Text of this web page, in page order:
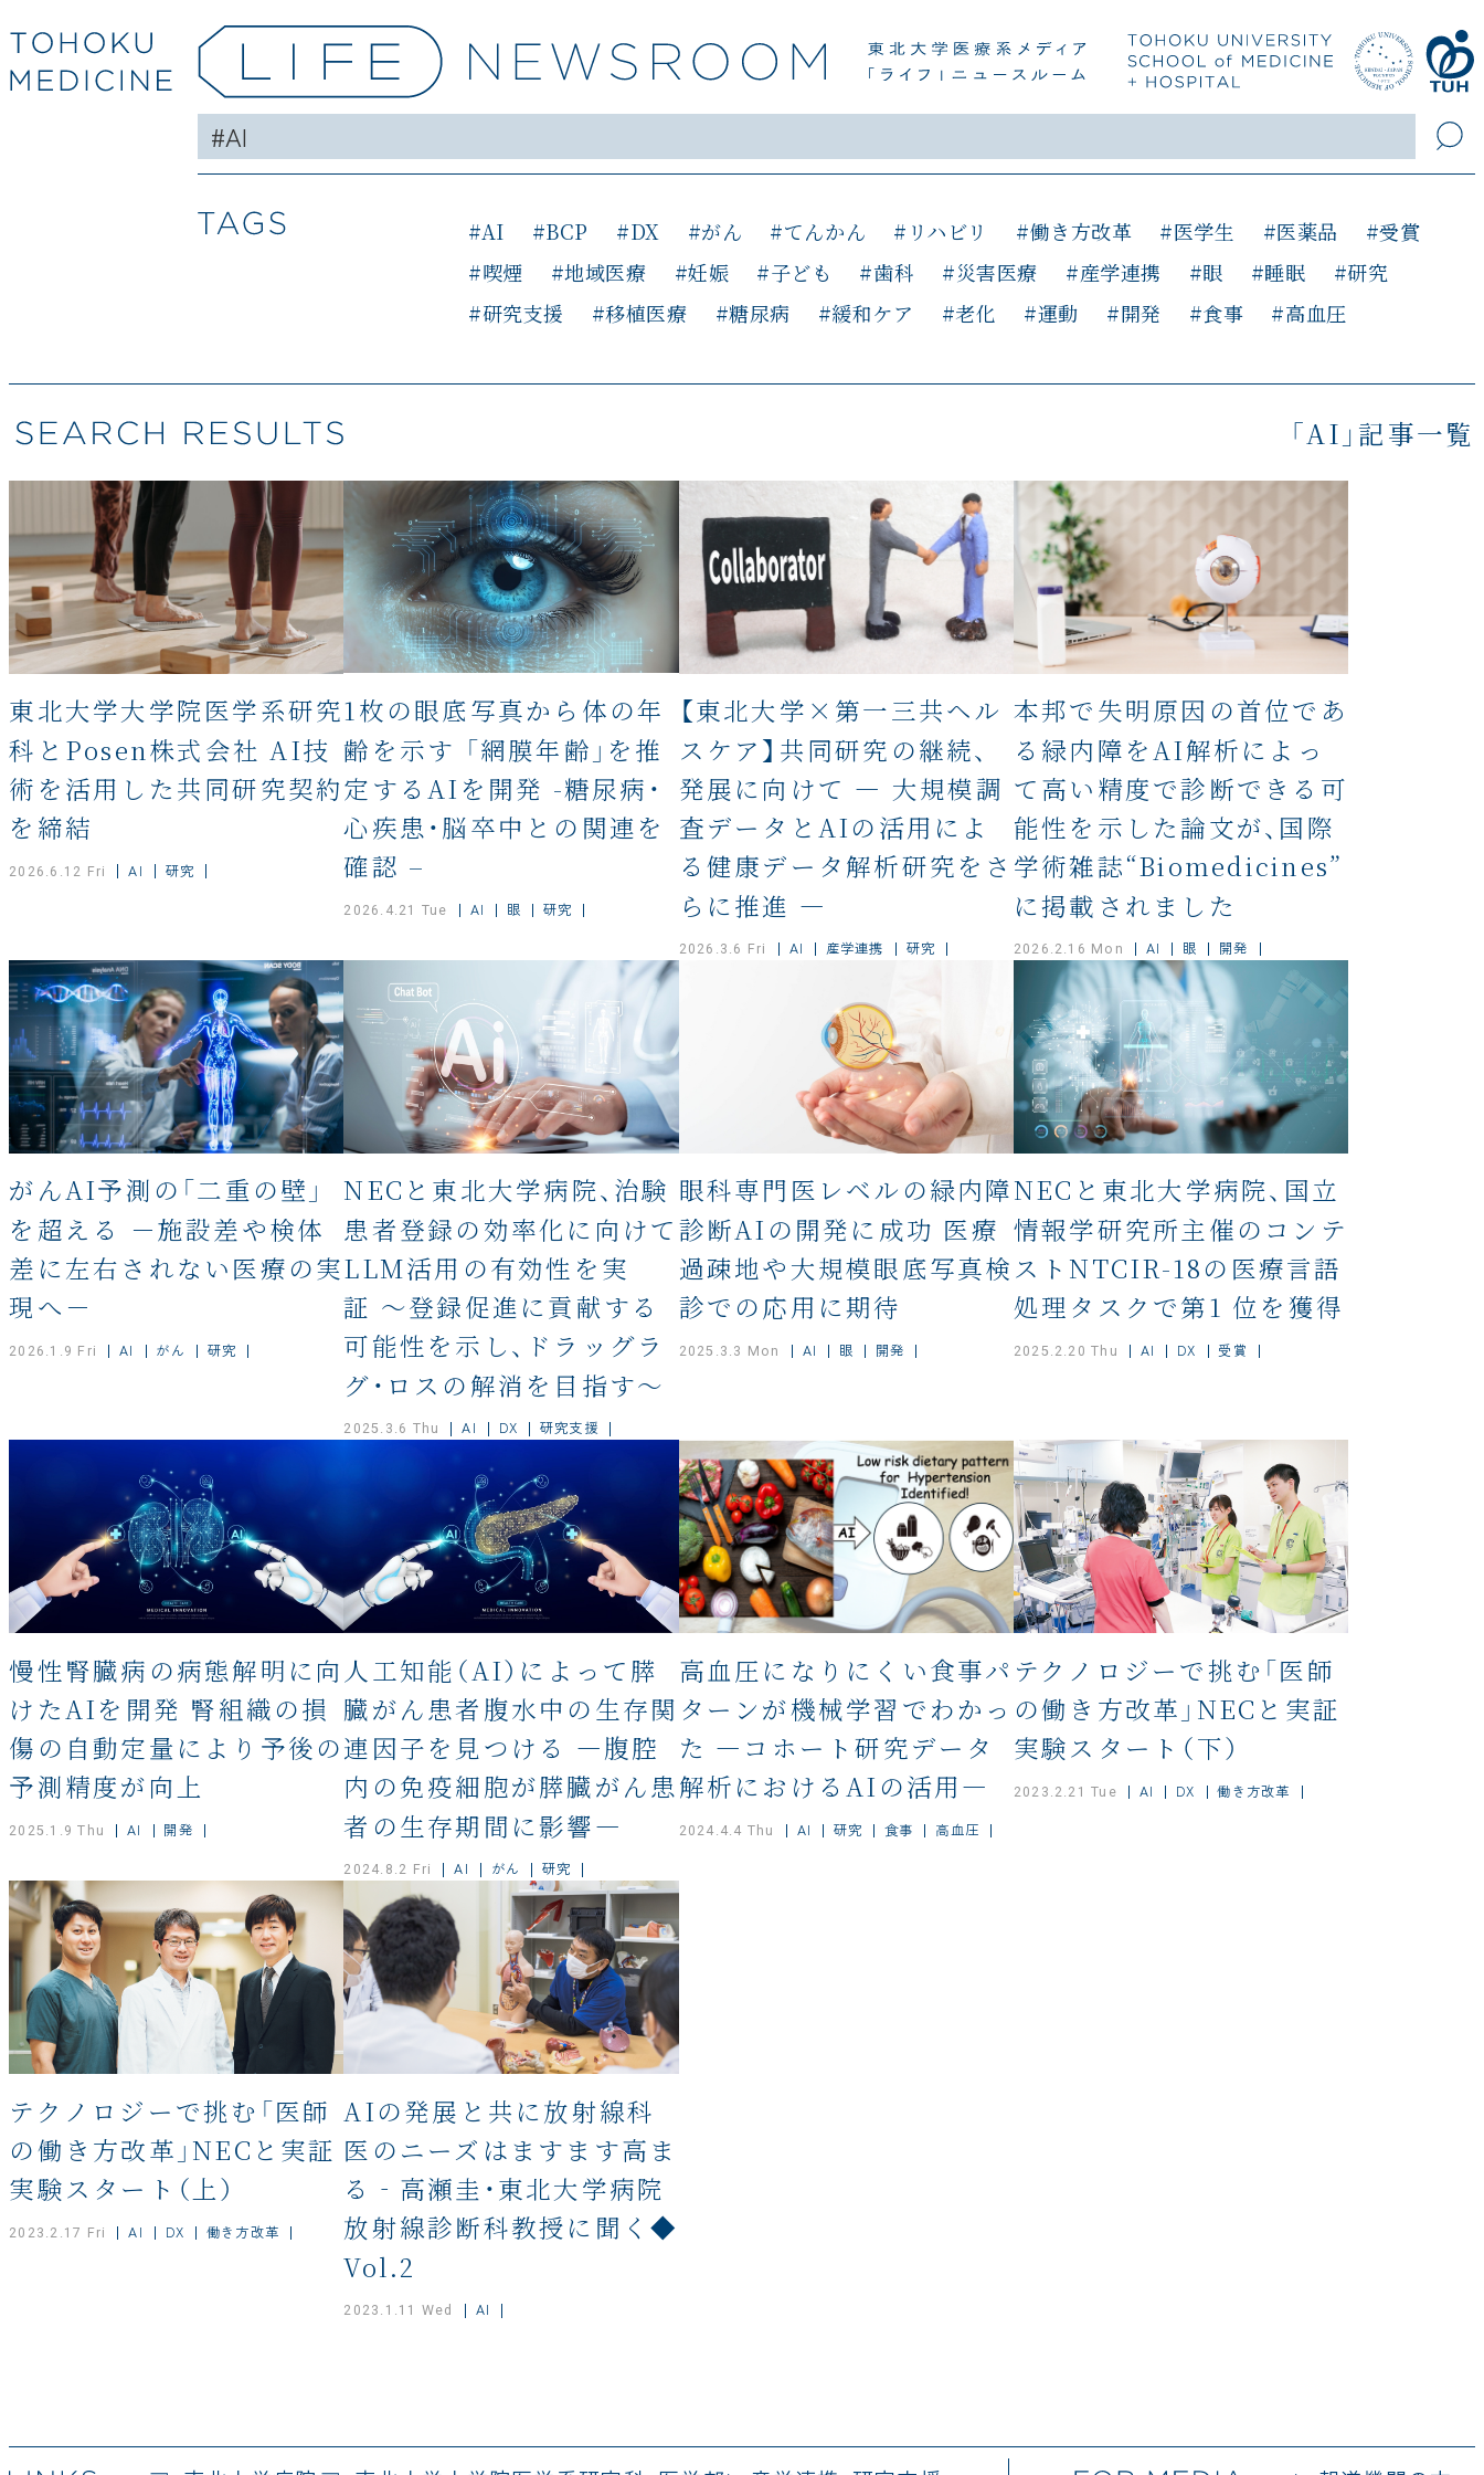
#AI #BCP #DX #がん #てんかん #リハビリ #働き方改革 #医学生 #医薬品
#受賞
#喫煙
#地域医療 #妊娠 #子ども #歯科 #災害医療 #産学連携 #眼 #睡眠
#研究
#研究支援
#移植医療 #糖尿病 #緩和ケア #老化 #運動 #開発 #食事 #高血圧
「AI」記事一覧
東北大学大学院医学系研究
科とPosen株式会社 AI技
術を活用した共同研究契約
を締結
2026.6.12 Fri AI 研究
1枚の眼底写真から体の年
齢を示す 「網膜年齢」を推
定するAIを開発 -糖尿病・
心疾患・脳卒中との関連を
確認 –
2026.4.21 Tue AI 眼 研究
【東北大学×第一三共ヘル
スケア】共同研究の継続、
発展に向けて ― 大規模調
査データとAIの活用によ
る健康データ解析研究をさ
らに推進 ―
2026.3.6 Fri AI 産学連携 研究
本邦で失明原因の首位であ
る緑内障をAI解析によっ
て高い精度で診断できる可
能性を示した論文が、国際
学術雑誌“Biomedicines”
に掲載されました
2026.2.16 Mon AI 眼 開発
がんAI予測の「二重の壁」
を超える －施設差や検体
差に左右されない医療の実
現へ－
2026.1.9 Fri AI がん 研究
NECと東北大学病院、治験
患者登録の効率化に向けて
LLM活用の有効性を実
証 ～登録促進に貢献する
可能性を示し、ドラッグラ
グ・ロスの解消を目指す～
2025.3.6 Thu AI DX 研究支援
眼科専門医レベルの緑内障
診断AIの開発に成功 医療
過疎地や大規模眼底写真検
診での応用に期待
2025.3.3 Mon AI 眼 開発
NECと東北大学病院、国立
情報学研究所主催のコンテ
ストNTCIR-18の医療言語
処理タスクで第1 位を獲得
2025.2.20 Thu AI DX 受賞
慢性腎臓病の病態解明に向
けたAIを開発 腎組織の損
傷の自動定量により予後の
予測精度が向上
2025.1.9 Thu AI 開発
人工知能（AI）によって膵
臓がん患者腹水中の生存関
連因子を見つける ―腹腔
内の免疫細胞が膵臓がん患
者の生存期間に影響―
2024.8.2 Fri AI がん 研究
高血圧になりにくい食事パ
ターンが機械学習でわかっ
た ―コホート研究データ
解析におけるAIの活用―
2024.4.4 Thu AI 研究 食事 高血圧
テクノロジーで挑む「医師
の働き方改革」NECと実証
実験スタート（下）
2023.2.21 Tue AI DX 働き方改革
テクノロジーで挑む「医師
の働き方改革」NECと実証
実験スタート（上）
2023.2.17 Fri AI DX 働き方改革
AIの発展と共に放射線科
医のニーズはますます高ま
る‐高瀬圭・東北大学病院
放射線診断科教授に聞く◆
Vol.2
2023.1.11 Wed AI